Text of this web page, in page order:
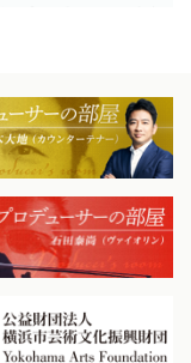
鍵盤を縦横無尽に
京・紀尾井ホール
台版を世界初編曲し
出版、新たなる2台
、絶賛された。
よりジョン・ウィ